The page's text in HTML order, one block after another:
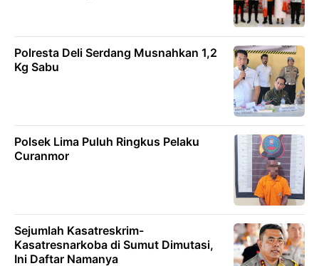
Polresta Deli Serdang Musnahkan 1,2
Kg Sabu
Polsek Lima Puluh Ringkus Pelaku
Curanmor
Sejumlah Kasatreskrim-
Kasatresnarkoba di Sumut Dimutasi,
Ini Daftar Namanya